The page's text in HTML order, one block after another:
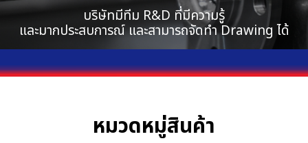
บริษัทมีทีม R&D ที่มีความรู้
และมากประสบการณ์ และสามารถจัดทำ Drawing ได้
หมวดหมู่สินค้า